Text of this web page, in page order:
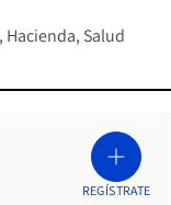
Hacienda Salud
REGÍSTRATE